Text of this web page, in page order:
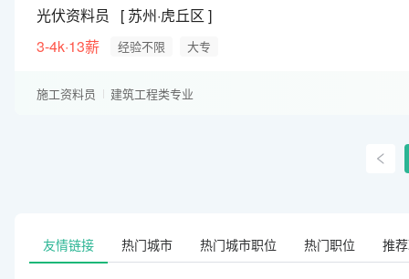
光伏资料员
苏州·虎丘区
3-4k·13薪
经验不限 大专
施工资料员 建筑工程类专业
友情链接 热门城市 热门城市职位 热门职位 推